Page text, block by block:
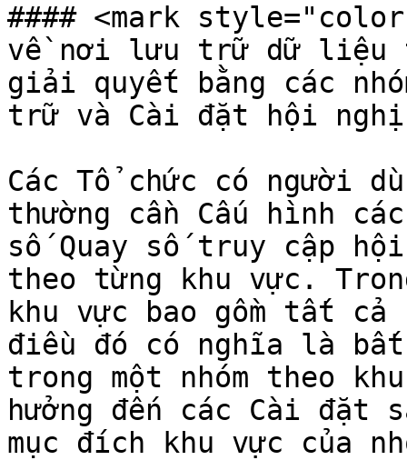
#### <mark
về nơi lưu trữ dữ liệu
giải quyết bằng các
trữ và Cài đặt hội nghị
Các Tổ chức có người
thường cần Cấu hình
số Quay số truy cập
theo từng khu vực.
khu vực bao gồm tất
điều đó có nghĩa là
trong một nhóm theo
hưởng đến các Cài đặt
mục đích khu vực của